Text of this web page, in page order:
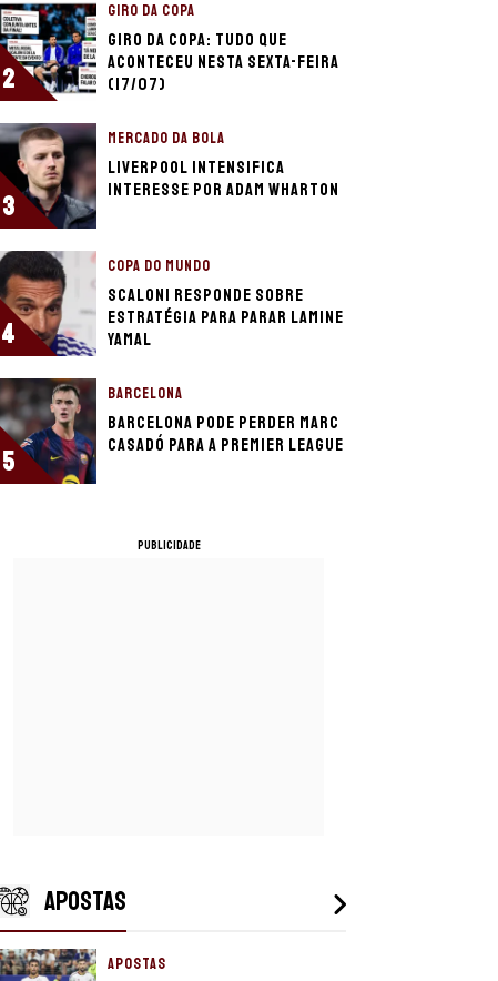
2
GIRO DA COPA
Giro da Copa: Tudo que
aconteceu nesta sexta-feira
(17/07)
3
MERCADO DA BOLA
Liverpool intensifica
interesse por Adam Wharton
4
COPA DO MUNDO
Scaloni responde sobre
estratégia para parar Lamine
Yamal
5
BARCELONA
Barcelona pode perder Marc
Casadó para a Premier League
PUBLICIDADE
APOSTAS
APOSTAS